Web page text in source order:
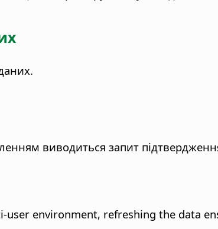
виводиться запит
user environment, refreshing the data